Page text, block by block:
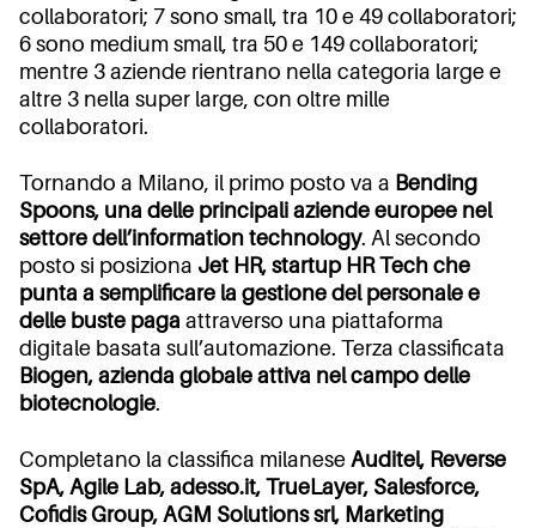
collaboratori; 7 sono small, tra 10 e 49 collaboratori;
6 sono medium small, tra 50 e 149 collaboratori;
mentre 3 aziende rientrano nella categoria large e
altre 3 nella super large, con oltre mille
collaboratori.
Tornando a Milano, il primo posto va a Bending
Spoons, una delle principali aziende europee nel
settore dell’information technology. Al secondo
posto si posiziona Jet HR, startup HR Tech che
punta a semplificare la gestione del personale e
delle buste paga attraverso una piattaforma
digitale basata sull’automazione. Terza classificata
Biogen, azienda globale attiva nel campo delle
biotecnologie.
Completano la classifica milanese Auditel, Reverse
SpA, Agile Lab, adesso.it, TrueLayer, Salesforce,
Cofidis Group, AGM Solutions srl, Marketing